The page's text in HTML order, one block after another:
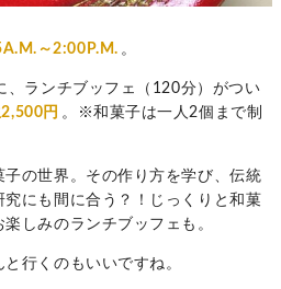
～2:00P.M. 。
、ランチブッフェ（120分）がつい
円 。※和菓子は一人2個まで制
の世界。その作り方を学び、伝統
にも間に合う？！じっくりと和菓
しみのランチブッフェも。
行くのもいいですね。